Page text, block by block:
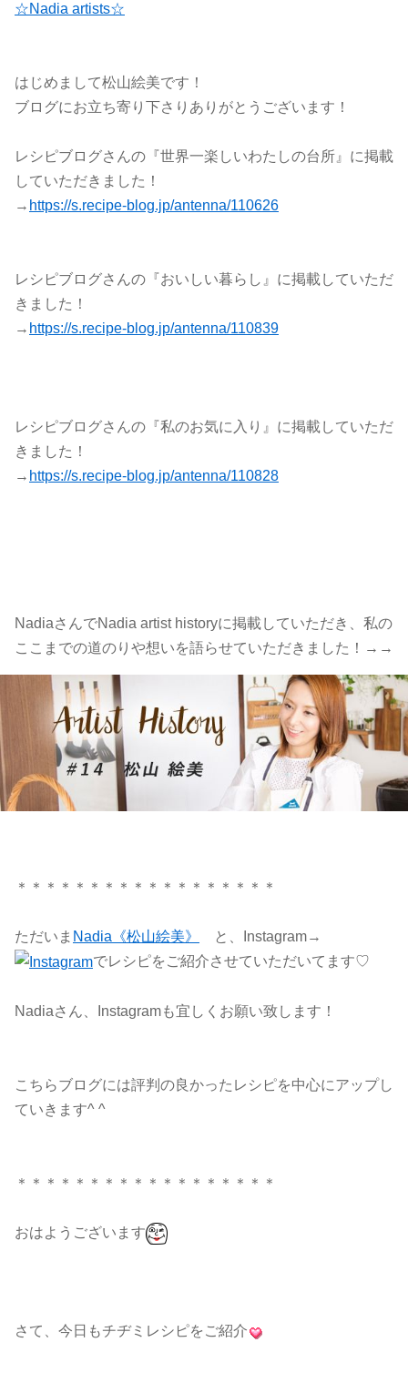
☆Nadia artists☆
はじめまして松山絵美です！
ブログにお立ち寄り下さりありがとうございます！
レシピブログさんの『世界一楽しいわたしの台所』に掲載
していただきました！
→ https://s.recipe-blog.jp/antenna/110626
レシピブログさんの『おいしい暮らし』に掲載していただ
きました！
→ https://s.recipe-blog.jp/antenna/110839
レシピブログさんの『私のお気に入り』に掲載していただ
きました！
→ https://s.recipe-blog.jp/antenna/110828
NadiaさんでNadia artist historyに掲載していただき、私の
ここまでの道のりや想いを語らせていただきました！→→
＊＊＊＊＊＊＊＊＊＊＊＊＊＊＊＊＊＊
ただいま Nadia《松山絵美》
と、Instagram→
でレシピをご紹介させていただいてます♡
Nadiaさん、Instagramも宜しくお願い致します！
こちらブログには評判の良かったレシピを中心にアップし
ていきます^ ^
＊＊＊＊＊＊＊＊＊＊＊＊＊＊＊＊＊＊
おはようございます
さて、今日もチヂミレシピをご紹介